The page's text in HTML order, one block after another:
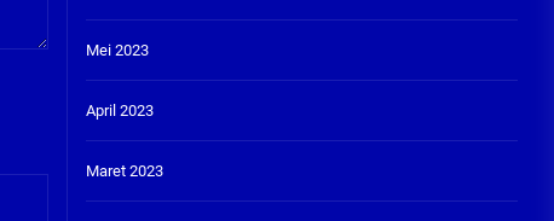
Mei 2023
April 2023
Maret 2023